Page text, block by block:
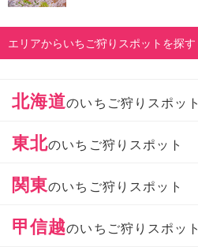
エリアからいちご狩りスポットを探す
北海道のいちご狩りスポット
東北のいちご狩りスポット
関東のいちご狩りスポット
甲信越のいちご狩りスポット